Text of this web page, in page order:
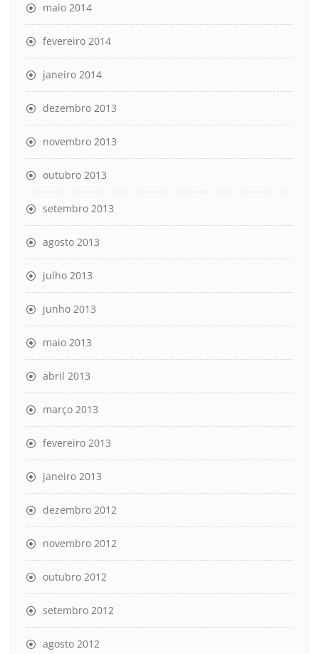
maio 2014
fevereiro 2014
janeiro 2014
dezembro 2013
novembro 2013
outubro 2013
setembro 2013
agosto 2013
julho 2013
junho 2013
maio 2013
abril 2013
março 2013
fevereiro 2013
janeiro 2013
dezembro 2012
novembro 2012
outubro 2012
setembro 2012
agosto 2012